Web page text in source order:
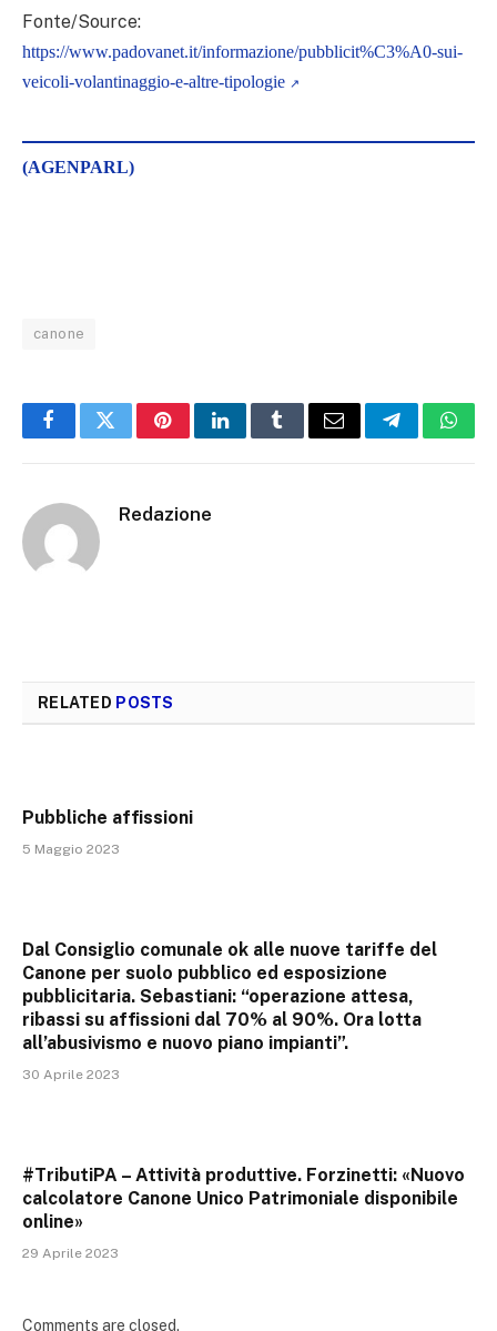
Fonte/Source:
https://www.padovanet.it/informazione/pubblicit%C3%A0-sui-
veicoli-volantinaggio-e-altre-tipologie
(AGENPARL)
canone
FacebookTwitterPinterestLinkedInTumblrEmail Telegram
Redazione
RELATED POSTS
Pubbliche affissioni
5 Maggio 2023
Dal Consiglio comunale ok alle nuove tariffe del
Canone per suolo pubblico ed esposizione
pubblicitaria. Sebastiani: “operazione attesa,
ribassi su affissioni dal 70% al 90%. Ora lotta
all’abusivismo e nuovo piano impianti”.
30 Aprile 2023
#TributiPA – Attività produttive. Forzinetti: «Nuovo
calcolatore Canone Unico Patrimoniale disponibile
online»
29 Aprile 2023
Comments are closed.